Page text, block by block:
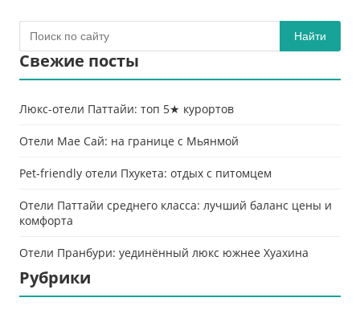
Найти
Свежие посты
Люкс-отели Паттайи: топ 5★ курортов
Отели Мае Сай: на границе с Мьянмой
Pet-friendly отели Пхукета: отдых с питомцем
Отели Паттайи среднего класса: лучший баланс цены и
комфорта
Отели Пранбури: уединённый люкс южнее Хуахина
Рубрики